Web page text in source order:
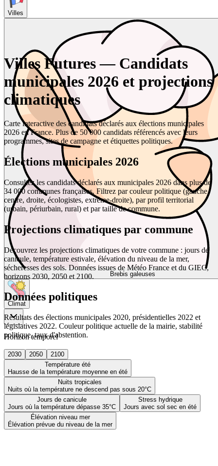
Villes
Brebis galeuses
Climat
Horizon temporel
2030 2050
2100
Température été
Hausse de la température moyenne en été
Nuits tropicales
Nuits où la température ne descend pas sous 20°C
Jours de canicule
Jours où la température dépasse 35°C
Stress hydrique
Jours avec sol sec en été
Élévation niveau mer
Élévation prévue du niveau de la mer
Villes Futures — Candidats
municipales 2026 et projections
climatiques
Carte interactive des candidats déclarés aux élections municipales
2026 en France. Plus de 50 000 candidats référencés avec leurs
programmes, sites de campagne et étiquettes politiques.
Élections municipales 2026
Consultez les candidats déclarés aux municipales 2026 dans plus de
34 000 communes françaises. Filtrez par couleur politique (gauche,
centre, droite, écologistes, extrême-droite), par profil territorial
(urbain, périurbain, rural) et par taille de commune.
Projections climatiques par commune
Découvrez les projections climatiques de votre commune : jours de
canicule, température estivale, élévation du niveau de la mer,
sécheresses des sols. Données issues de Météo France et du GIEC,
horizons 2030, 2050 et 2100.
Données politiques
Résultats des élections municipales 2020, présidentielles 2022 et
législatives 2022. Couleur politique actuelle de la mairie, stabilité
politique, taux d'abstention.